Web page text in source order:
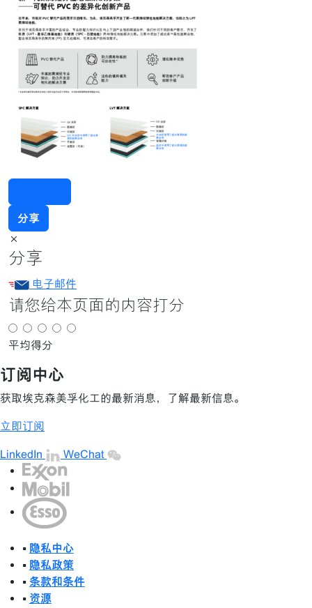
分享
×
分享
电子邮件
请您给本页面的内容打分
平均得分
订阅中心
获取埃克森美孚化工的最新消息，了解最新信息。
立即订阅
LinkedIn WeChat
• 隐私中心
• 隐私政策
• 条款和条件
• 资源